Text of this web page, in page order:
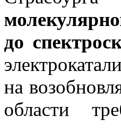
до
на
области